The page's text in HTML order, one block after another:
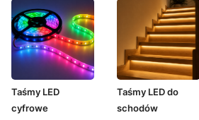
Taśmy LED
cyfrowe
Taśmy LED do
schodów